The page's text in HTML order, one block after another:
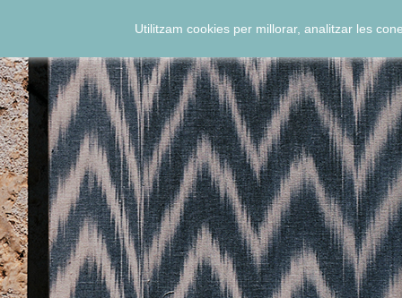
Utilitzam cookies per millorar, analitzar les